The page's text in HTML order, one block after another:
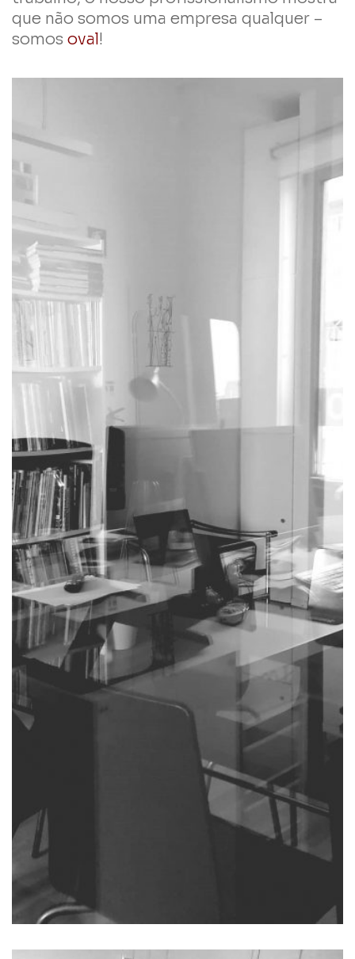
que não somos uma empresa qualquer –
somos oval!
história oval ?
opera em portugal desde 1993
na área do projeto e fornece um leque
de serviços técnicos alargados,
centralizados no desenho, em
projetos de edifícios, em
desenvolvemos um trabalho
reconhecido pelos nossos clientes,
economicamente viáveis e adaptadas
às ideias e à inovação.
a
oval
é uma empresa que junta, em
doses iguais, a responsabilidade e a
irreverência. somos uma empresa
com larga experiência e com um
espírito jovem. temos nome no
mercado, mas mantemos uma
permanente inquietação para fazer
melhor e com mais inovação.
queremos que escolha a
oval
e
perceba o porquê de sermos
oval
.
apresentamo-nos com a nossa
linguagem e uma identidade própria
que vale a pena conhecer.